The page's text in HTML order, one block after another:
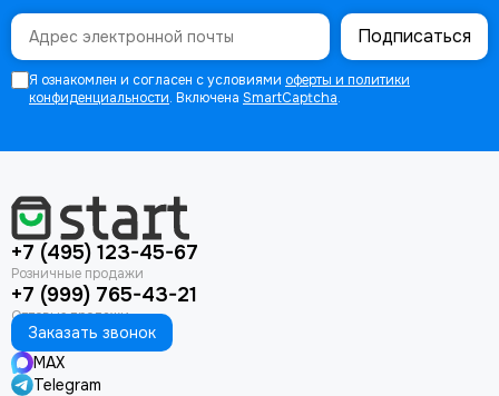
Подписаться
Я ознакомлен и согласен с условиями оферты и политики
конфиденциальности. Включена SmartCaptcha.
+7 (495) 123-45-67
+7 (999) 765-43-21
Заказать звонок
MAX
Telegram